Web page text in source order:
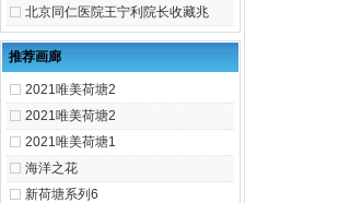
北京同仁医院王宁利院长收藏兆
推荐画廊
2021唯美荷塘2
2021唯美荷塘2
2021唯美荷塘1
海洋之花
新荷塘系列6